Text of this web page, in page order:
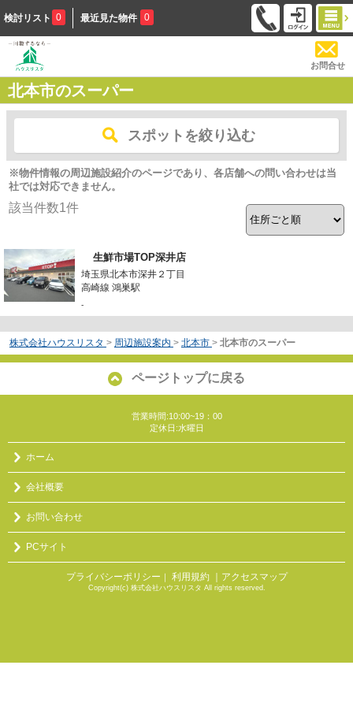
検討リスト 0 最近見た物件 0
お問合せ
北本市のスーパー
スポットを絞り込む
※物件情報の周辺施設紹介のページであり、各店舗への問い合わせは当
社では対応できません。
該当件数1件
生鮮市場TOP深井店
埼玉県北本市深井２丁目
高崎線 鴻巣駅
-
株式会社ハウスリスタ > 周辺施設案内 > 北本市 > 北本市のスーパー
ページトップに戻る
営業時間:10:00~19：00
定休日:水曜日
ホーム
会社概要
お問い合わせ
PCサイト
プライバシーポリシー ｜ 利用規約 ｜アクセスマップ
Copyright(c) 株式会社ハウスリスタ All rights reserved.